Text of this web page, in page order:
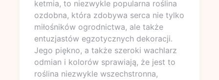
ketmia, to niezwykle popularna roślina
ozdobna, która zdobywa serca nie tylko
miłośników ogrodnictwa, ale także
entuzjastów egzotycznych dekoracji.
Jego piękno, a także szeroki wachlarz
odmian i kolorów sprawiają, że jest to
roślina niezwykle wszechstronna,